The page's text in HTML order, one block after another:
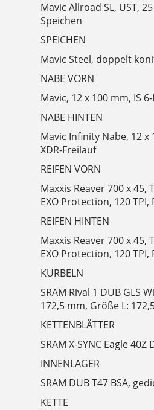
Mavic Allroad SL, UST,
Speichen
SPEICHEN
Mavic Steel, doppelt
NABE VORN
Mavic, 12 x 100 mm, IS
NABE HINTEN
Mavic Infinity Nabe, 12 x
XDR-Freilauf
REIFEN VORN
Maxxis Reaver 700 x
EXO Protection, 120 TPI,
REIFEN HINTEN
Maxxis Reaver 700 x
EXO Protection, 120 TPI,
KURBELN
SRAM Rival 1 DUB GLS
172,5 mm, Größe L:
KETTENBLÄTTER
SRAM X-SYNC Eagle
INNENLAGER
SRAM DUB T47 BSA,
KETTE